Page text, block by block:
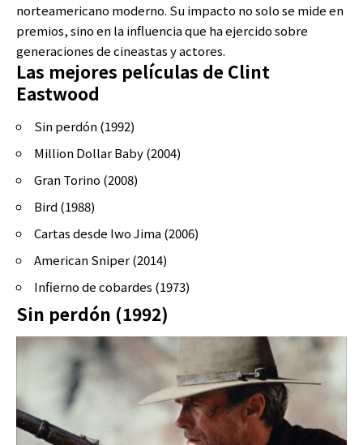
norteamericano moderno. Su impacto no solo se mide en
premios, sino en la influencia que ha ejercido sobre
generaciones de cineastas y actores.
Las mejores películas de Clint
Eastwood
Sin perdón (1992)
Million Dollar Baby (2004)
Gran Torino (2008)
Bird (1988)
Cartas desde Iwo Jima (2006)
American Sniper (2014)
Infierno de cobardes (1973)
Sin perdón (1992)